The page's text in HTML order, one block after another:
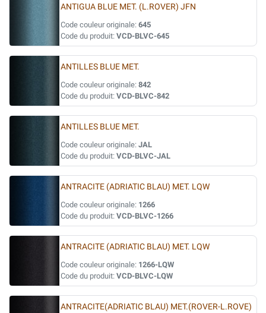
ANTIGUA BLUE MET. (L.ROVER) JFN
Code couleur originale: 645
Code du produit: VCD-BLVC-645
ANTILLES BLUE MET.
Code couleur originale: 842
Code du produit: VCD-BLVC-842
ANTILLES BLUE MET.
Code couleur originale: JAL
Code du produit: VCD-BLVC-JAL
ANTRACITE (ADRIATIC BLAU) MET. LQW
Code couleur originale: 1266
Code du produit: VCD-BLVC-1266
ANTRACITE (ADRIATIC BLAU) MET. LQW
Code couleur originale: 1266-LQW
Code du produit: VCD-BLVC-LQW
ANTRACITE(ADRIATIC BLAU) MET.(ROVER-L.ROVE)